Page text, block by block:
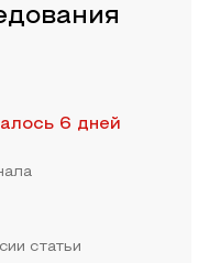
6 дней
статьи